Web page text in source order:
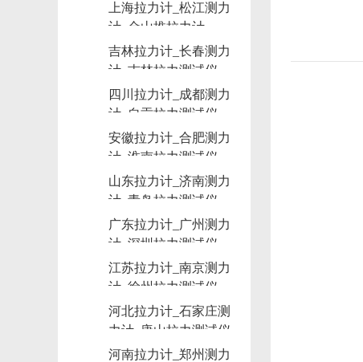
力计维修_拉力
计租赁_测力计
出租
上海拉力计_松江测力
计_金山推拉力计
吉林拉力计_长春测力
计_吉林拉力测试仪
四川拉力计_成都测力
计_自贡拉力测试仪
安徽拉力计_合肥测力
计_淮南拉力测试仪
山东拉力计_济南测力
计_青岛拉力测试仪
广东拉力计_广州测力
计_深圳拉力测试仪
江苏拉力计_南京测力
计_徐州拉力测试仪
河北拉力计_石家庄测
力计_唐山拉力测试仪
河南拉力计_郑州测力